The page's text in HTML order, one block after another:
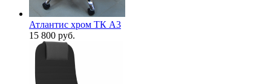
Атлантис хром ТК A3
15 800 руб.